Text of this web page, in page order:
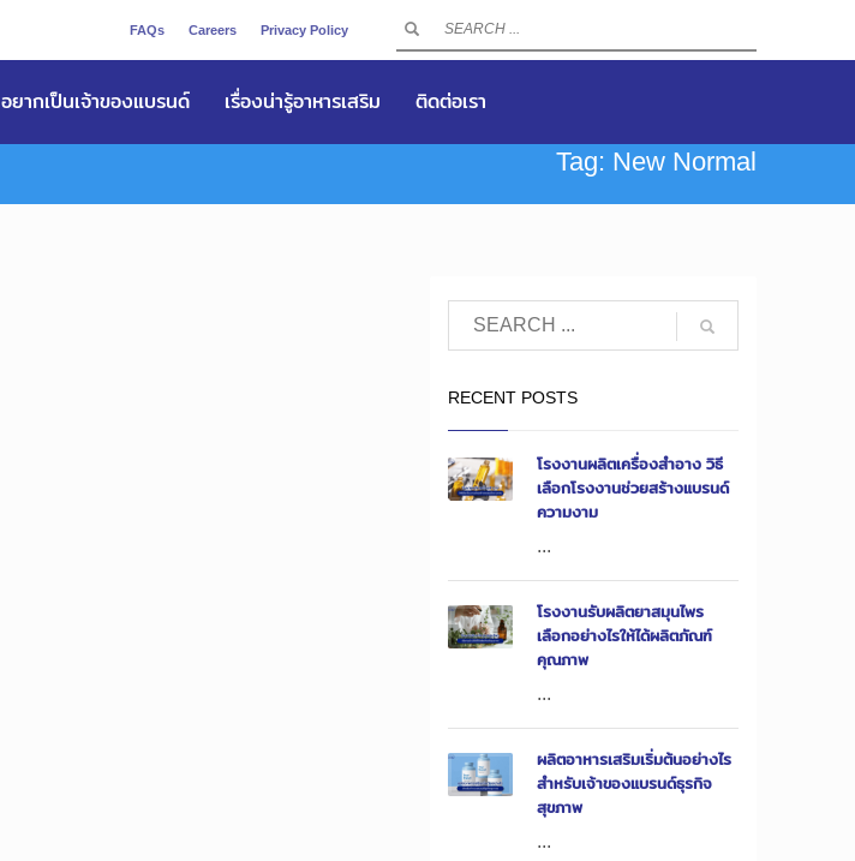
FAQs Careers Privacy Policy
อยากเป็นเจ้าของแบรนด์ เรื่องน่ารู้อาหารเสริม ติดต่อเรา
Tag: New Normal
RECENT POSTS
โรงงานผลิตเครื่องสำอาง วิธี
เลือกโรงงานช่วยสร้างแบรนด์
ความงาม
...
โรงงานรับผลิตยาสมุนไพร
เลือกอย่างไรให้ได้ผลิตภัณฑ์
คุณภาพ
...
ผลิตอาหารเสริมเริ่มต้นอย่างไร
สำหรับเจ้าของแบรนด์ธุรกิจ
สุขภาพ
...